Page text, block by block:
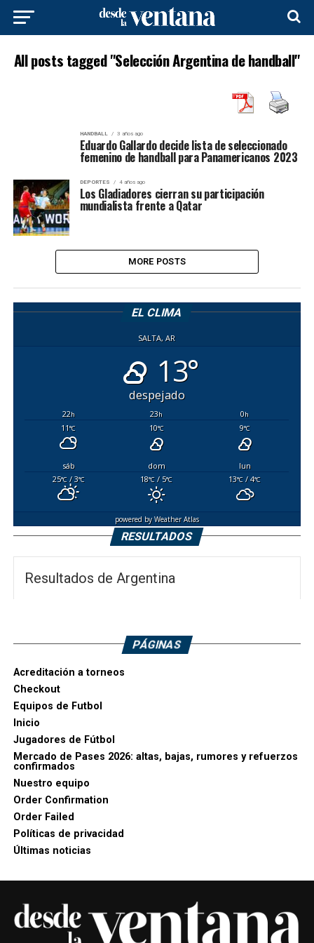
All posts tagged "Selección Argentina de handball"
HANDBALL 3 años ago
Eduardo Gallardo decide lista de seleccionado
femenino de handball para Panamericanos 2023
DEPORTES 4 años ago
Los Gladiadores cierran su participación
mundialista frente a Qatar
MORE POSTS
EL CLIMA
SALTA, AR
13°
despejado
22h 23h 0h
11°C 10°C 9°C
sáb dom
lun
25°C/ 3°C 18°C / 5°C 13°C / 4°C
powered byWeather Atlas
RESULTADOS
Resultados de Argentina
PÁGINAS
Acreditación a torneos
Checkout
Equipos de Futbol
Inicio
Jugadores de Fútbol
Mercado de Pases 2026: altas, bajas, rumores y refuerzos
confirmados
Nuestro equipo
Order Confirmation
Order Failed
Políticas de privacidad
Últimas noticias